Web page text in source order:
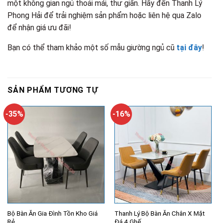
một không gian ngủ thoải mái, thư giãn. Hãy đến Thanh Lý
Phong Hải để trải nghiệm sản phẩm hoặc liên hệ qua Zalo
để nhận giá ưu đãi!
Bạn có thể tham khảo một số mẫu giường ngủ cũ tại đây!
SẢN PHẨM TƯƠNG TỰ
-35%
Bộ Bàn Ăn Gia Đình Tồn Kho Giá
-16%
Thanh Lý Bộ Bàn Ăn Chân X Mặt